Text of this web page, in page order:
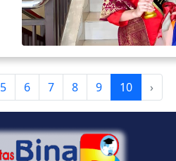
5 6 7 8 9 10 ›